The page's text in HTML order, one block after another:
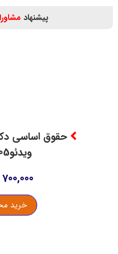
پیشنهاد
حقوق اساسی
ویدئو4:50:05
700,000
خرید